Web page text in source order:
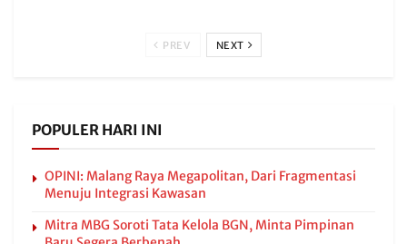
PREV NEXT
POPULER HARI INI
OPINI: Malang Raya Megapolitan, Dari Fragmentasi
Menuju Integrasi Kawasan
Mitra MBG Soroti Tata Kelola BGN, Minta Pimpinan